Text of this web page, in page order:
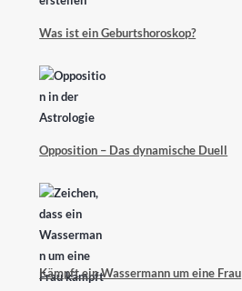
Was ist ein Geburtshoroskop?
Opposition – Das dynamische Duell
Kämpft ein Wassermann um eine Frau